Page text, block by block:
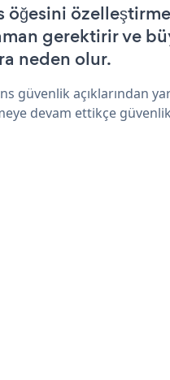
gerektirir ve
neden olur.
güvenlik açıklarından
devam ettikçe